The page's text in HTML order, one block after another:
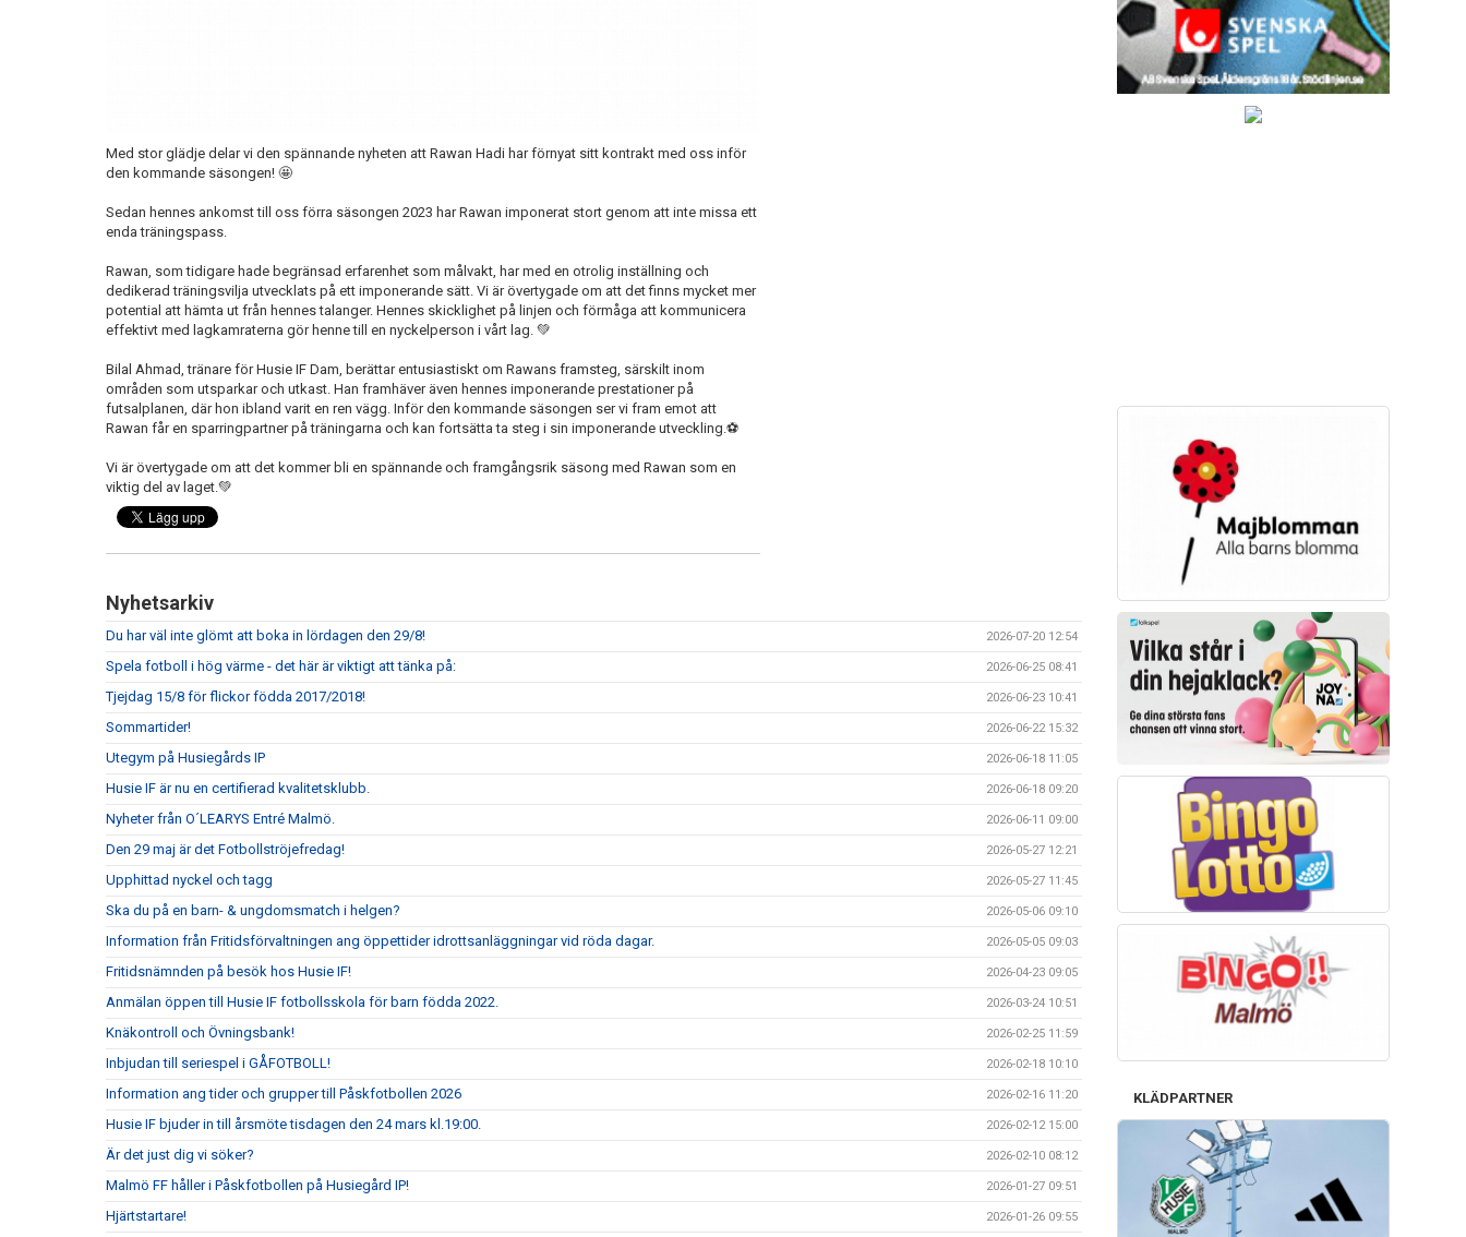
Med stor glädje delar vi den spännande nyheten att Rawan Hadi har förnyat sitt kontrakt med oss inför
den kommande säsongen! 🤩
Sedan hennes ankomst till oss förra säsongen 2023 har Rawan imponerat stort genom att inte missa ett
enda träningspass.
Rawan, som tidigare hade begränsad erfarenhet som målvakt, har med en otrolig inställning och
dedikerad träningsvilja utvecklats på ett imponerande sätt. Vi är övertygade om att det finns mycket mer
potential att hämta ut från hennes talanger. Hennes skicklighet på linjen och förmåga att kommunicera
effektivt med lagkamraterna gör henne till en nyckelperson i vårt lag. 💚
Bilal Ahmad, tränare för Husie IF Dam, berättar entusiastiskt om Rawans framsteg, särskilt inom
områden som utsparkar och utkast. Han framhäver även hennes imponerande prestationer på
futsalplanen, där hon ibland varit en ren vägg. Inför den kommande säsongen ser vi fram emot att
Rawan får en sparringpartner på träningarna och kan fortsätta ta steg i sin imponerande utveckling.⚽️
Vi är övertygade om att det kommer bli en spännande och framgångsrik säsong med Rawan som en
viktig del av laget.💚
Nyhetsarkiv
Du har väl inte glömt att boka in lördagen den 29/8! 2026-07-20 12:54
Spela fotboll i hög värme - det här är viktigt att tänka på: 2026-06-25 08:41
Tjejdag 15/8 för flickor födda 2017/2018! 2026-06-23 10:41
Sommartider! 2026-06-22 15:32
Utegym på Husiegårds IP 2026-06-18 11:05
Husie IF är nu en certifierad kvalitetsklubb. 2026-06-18 09:20
Nyheter från O´LEARYS Entré Malmö. 2026-06-11 09:00
Den 29 maj är det Fotbollströjefredag! 2026-05-27 12:21
Upphittad nyckel och tagg 2026-05-27 11:45
Ska du på en barn- & ungdomsmatch i helgen? 2026-05-06 09:10
Information från Fritidsförvaltningen ang öppettider idrottsanläggningar vid röda dagar. 2026-05-05 09:03
Fritidsnämnden på besök hos Husie IF! 2026-04-23 09:05
Anmälan öppen till Husie IF fotbollsskola för barn födda 2022. 2026-03-24 10:51
Knäkontroll och Övningsbank! 2026-02-25 11:59
Inbjudan till seriespel i GÅFOTBOLL! 2026-02-18 10:10
Information ang tider och grupper till Påskfotbollen 2026 2026-02-16 11:20
Husie IF bjuder in till årsmöte tisdagen den 24 mars kl.19:00. 2026-02-12 15:00
Är det just dig vi söker? 2026-02-10 08:12
Malmö FF håller i Påskfotbollen på Husiegård IP! 2026-01-27 09:51
Hjärtstartare! 2026-01-26 09:55
KLÄDPARTNER